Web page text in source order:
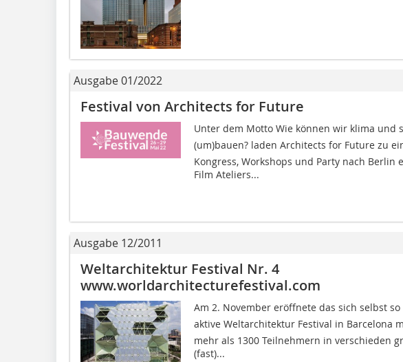
Ausgabe 01/2022
Festival von Architects for Future
Unter dem Motto Wie können wir klima und
(um)bauen? laden Architects for Future zu
Kongress, Workshops und Party nach Berlin
Film Ateliers...
Ausgabe 12/2011
Weltarchitektur Festival Nr. 4
www.worldarchitecturefestival.com
Am 2. November eröffnete das sich selbst
aktive Weltarchitektur Festival in Barcelona
mehr als 1300 Teilnehmern in verschieden
(fast)...